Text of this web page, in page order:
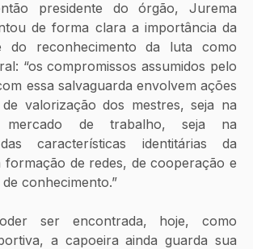
presidente do órgão, Jurema
de forma clara a importância da
do reconhecimento da luta como
“os compromissos assumidos pelo
essa salvaguarda envolvem ações
valorização dos mestres, seja na
de trabalho, seja na
características identitárias da
de redes, de cooperação e
conhecimento.”
ser encontrada, hoje, como
a capoeira ainda guarda sua